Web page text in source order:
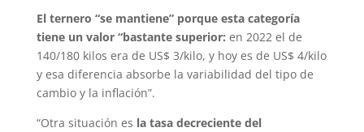
El ternero “se mantiene” porque esta categoría
tiene un valor “bastante superior: en 2022 el de
140/180 kilos era de US$ 3/kilo, y hoy es de US$ 4/kilo
y esa diferencia absorbe la variabilidad del tipo de
cambio y la inflación”.
“Otra situación es la tasa decreciente del